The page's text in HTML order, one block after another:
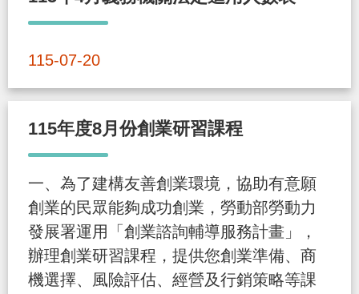
隱
權
及
資
安
全
政
策
115-07-20
115年度8月份創業研習課程
一、為了建構友善創業環境，協助有意願
創業的民眾能夠成功創業，勞動部勞動力
發展署運用「創業諮詢輔導服務計畫」，
辦理創業研習課程，提供您創業準備、商
機選擇、風險評估、經營及行銷策略等課